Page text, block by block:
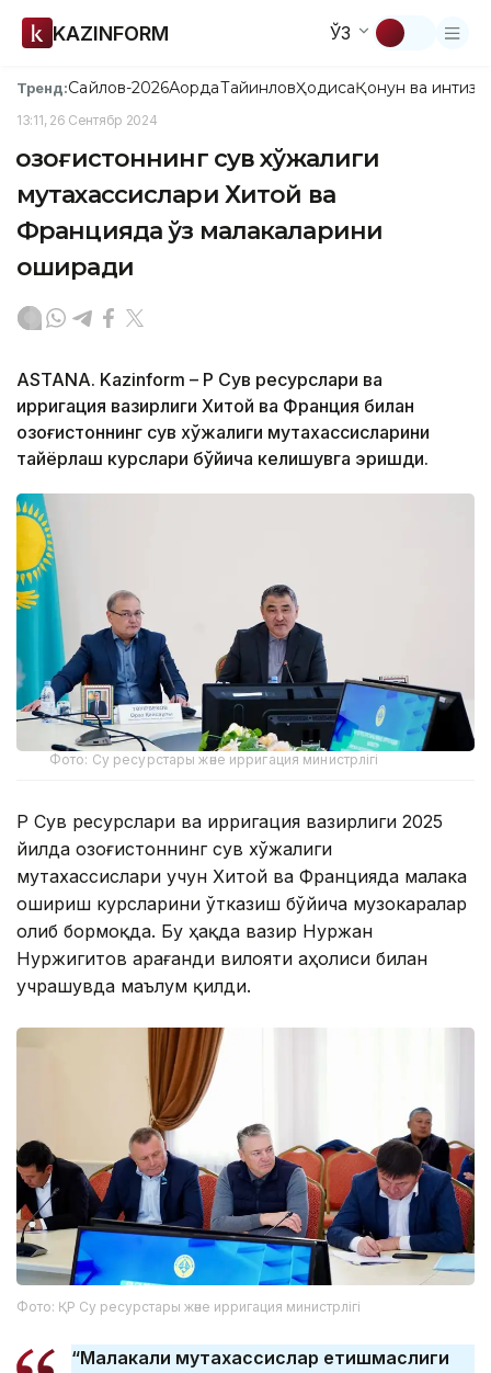
KAZINFORM ЎЗ
Тренд:Сайлов-2026АқордаТайинловҲодисаҚонун ва
13:11, 26 Сентябр 2024
Қозоғистоннинг сув хўжалиги
мутахассислари Хитой ва
Францияда ўз малакаларини
оширади
ASTANA. Kazinform – ҚР Сув ресурслари ва
ирригация вазирлиги Хитой ва Франция билан
Қозоғистоннинг сув хўжалиги мутахассисларини
тайёрлаш курслари бўйича келишувга эришди.
Фото: Су ресурстары және ирригация министрлігі
ҚР Сув ресурслари ва ирригация вазирлиги 2025
йилда Қозоғистоннинг сув хўжалиги
мутахассислари учун Хитой ва Францияда малака
ошириш курсларини ўтказиш бўйича музокаралар
олиб бормоқда. Бу ҳақда вазир Нуржан
Нуржигитов Қарағанди вилояти аҳолиси билан
учрашувда маълум қилди.
Фото: ҚР Су ресурстары және ирригация министрлігі
“Малакали мутахассислар етишмаслиги